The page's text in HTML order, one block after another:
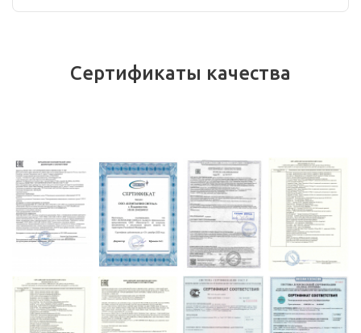
Сертификаты качества